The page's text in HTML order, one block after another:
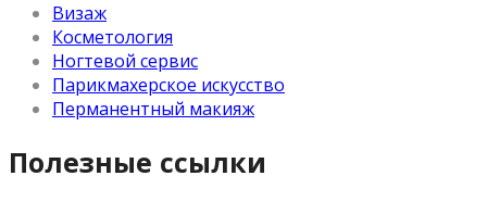
Визаж
Косметология
Ногтевой сервис
Парикмахерское искусство
Перманентный макияж
Полезные ссылки